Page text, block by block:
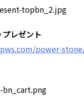
レゼント
power-